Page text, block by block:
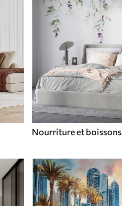
Nourriture et boissons